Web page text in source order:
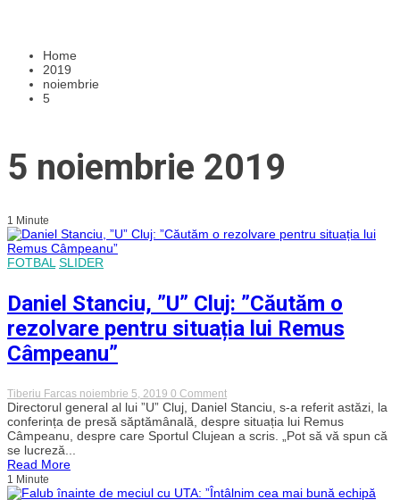
Home
2019
noiembrie
5
5 noiembrie 2019
1 Minute
FOTBAL SLIDER
Daniel Stanciu, ”U” Cluj: ”Căutăm o
rezolvare pentru situația lui Remus
Câmpeanu”
Tiberiu Farcas noiembrie 5, 2019 0 Commenton
Daniel
Stanciu,
”U”
Cluj:
pentru
Directorul general al lui ”U” Cluj, Daniel Stanciu, s-a referit astăzi, la
conferința de presă săptămânală, despre situația lui Remus
Câmpeanu, despre care Sportul Clujean a scris. „Pot să vă spun că
se lucreză...
Read More
1 Minute